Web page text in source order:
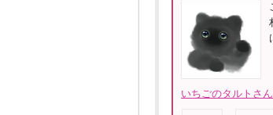
いちごのタルトさ